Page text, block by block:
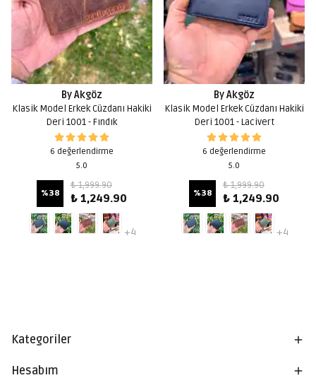
By Akgöz
Klasik Model Erkek Cüzdanı Hakiki
Deri 1001 - Fındık
6 değerlendirme
5.0
%38
₺ 1,999.90
₺ 1,249.90
+4
By Akgöz
Klasik Model Erkek Cüzdanı Hakiki
Deri 1001 - Lacivert
6 değerlendirme
5.0
%38
₺ 1,999.90
₺ 1,249.90
+4
Kategoriler
Hesabım